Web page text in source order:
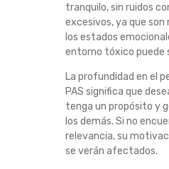
tranquilo, sin ruidos
excesivos, ya que son
los estados
entorno tóxico puede
La profundidad en el
PAS significa que
tenga un propósito y
los demás. Si no
relevancia, su
se verán afectados.